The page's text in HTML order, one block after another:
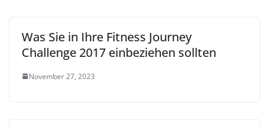
Was Sie in Ihre Fitness Journey
Challenge 2017 einbeziehen sollten
November 27, 2023